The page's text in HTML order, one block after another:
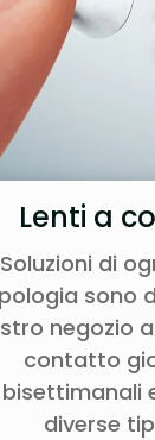
Lenti a
Soluzioni di
sono
negozio
contatto
bisettimanali
diverse